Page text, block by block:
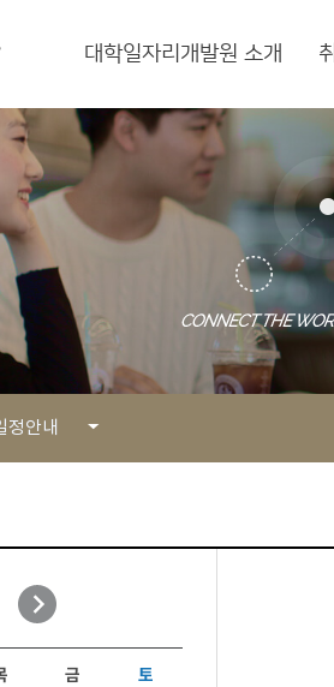
대학일자리개발원 소개
정안내
게시판
안내
자료
금 토